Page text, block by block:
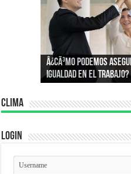
Â¿CÃ³mo podemos
igualdad en el trabajo?
Â¿Por quÃ©
Conoce la psicologÃ­a
consumos
Clima
Login